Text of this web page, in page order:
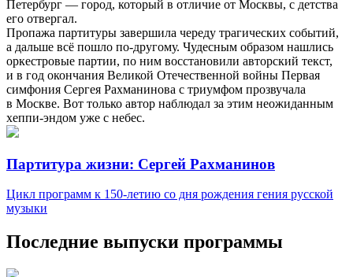
Петербург — город, который в отличие от Москвы, с детства
его отвергал.
Пропажа партитуры завершила череду трагических событий,
а дальше всё пошло по-другому. Чудесным образом нашлись
оркестровые партии, по ним восстановили авторский текст,
и в год окончания Великой Отечественной войны Первая
симфония Сергея Рахманинова с триумфом прозвучала
в Москве. Вот только автор наблюдал за этим неожиданным
хеппи-эндом уже с небес.
Партитура жизни: Сергей Рахманинов
Цикл программ к 150-летию со дня рождения гения русской
музыки
Последние выпуски программы